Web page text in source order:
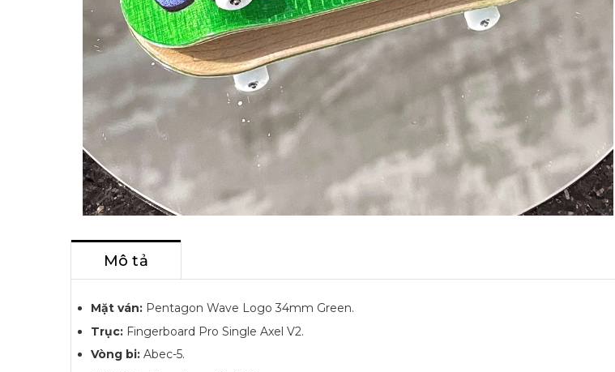
Mô tả
Mặt ván: Pentagon Wave Logo 34mm Green.
Trục: Fingerboard Pro Single Axel V2.
Vòng bi: Abec-5.